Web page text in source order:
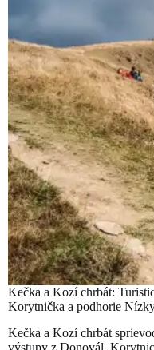
Kečka a Kozí chrbát:
Korytnička a podhorie
Kečka a Kozí chrbát
výstupy z Donovál,